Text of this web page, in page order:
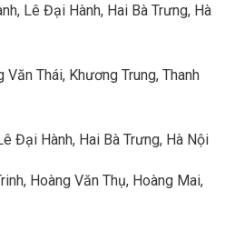
Lê Đại Hành, Hai Bà Trưng, Hà
Thái, Khương Trung, Thanh
Đại Hành, Hai Bà Trưng, Hà Nội
Hoàng Văn Thụ, Hoàng Mai,